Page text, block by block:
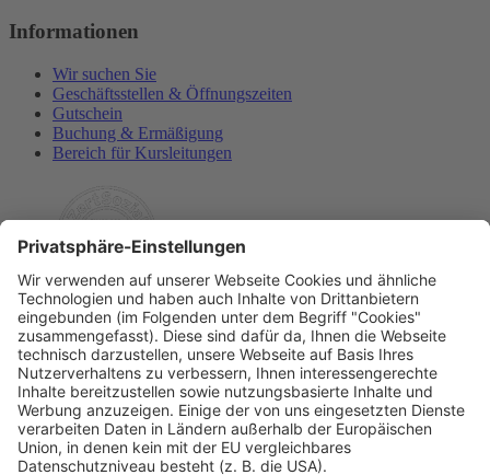
Informationen
Wir suchen Sie
Geschäftsstellen & Öffnungszeiten
Gutschein
Buchung & Ermäßigung
Bereich für Kursleitungen
Rechtliches
Allgemeine Geschäftsbedingungen
Widerrufsbelehrung
Datenschutzerklärung
Barrierefreiheitserklärung
Impressum